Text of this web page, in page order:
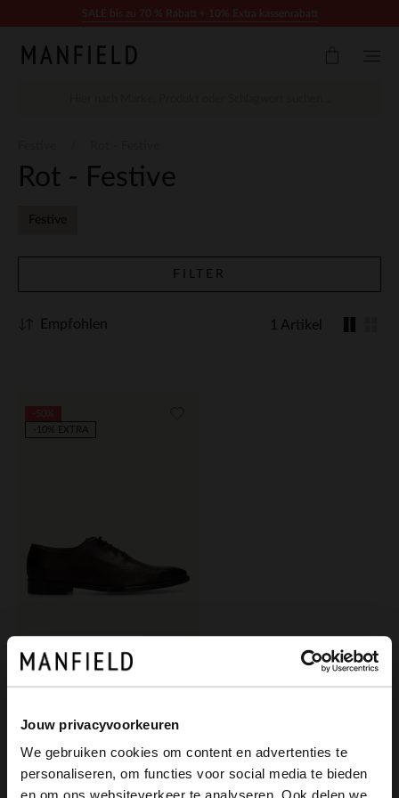
Jouw privacyvoorkeuren
We gebruiken cookies om content en advertenties te
personaliseren, om functies voor social media te bieden
Rot - Festive
Festive
FILTER
1 Artikel
Empfohlen
Black label
Bordeauxrote Lederschnürschuhe
-10% EXTRA